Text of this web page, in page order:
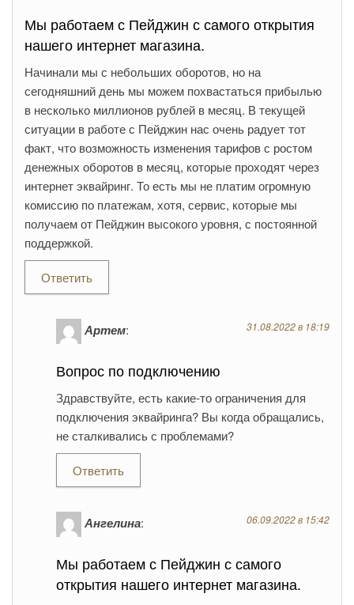
Мы работаем с Пейджин с самого открытия
нашего интернет магазина.
Начинали мы с небольших оборотов, но на
сегодняшний день мы можем похвастаться прибылью
в несколько миллионов рублей в месяц. В текущей
ситуации в работе с Пейджин нас очень радует тот
факт, что возможность изменения тарифов с ростом
денежных оборотов в месяц, которые проходят через
интернет эквайринг. То есть мы не платим огромную
комиссию по платежам, хотя, сервис, которые мы
получаем от Пейджин высокого уровня, с постоянной
поддержкой.
Ответить
Артем: 31.08.2022 в 18:19
Вопрос по подключению
Здравствуйте, есть какие-то ограничения для
подключения эквайринга? Вы когда обращались,
не сталкивались с проблемами?
Ответить
Ангелина: 06.09.2022 в 15:42
Мы работаем с Пейджин с самого
открытия нашего интернет магазина.